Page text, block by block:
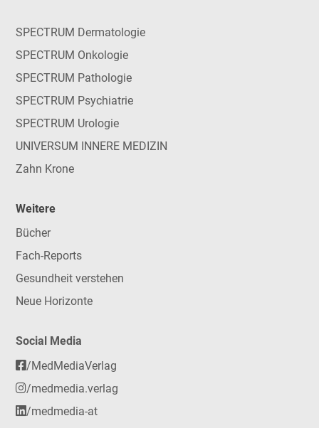
SPECTRUM Dermatologie
SPECTRUM Onkologie
SPECTRUM Pathologie
SPECTRUM Psychiatrie
SPECTRUM Urologie
UNIVERSUM INNERE MEDIZIN
Zahn Krone
Weitere
Bücher
Fach-Reports
Gesundheit verstehen
Neue Horizonte
Social Media
/MedMediaVerlag
/medmedia.verlag
/medmedia-at